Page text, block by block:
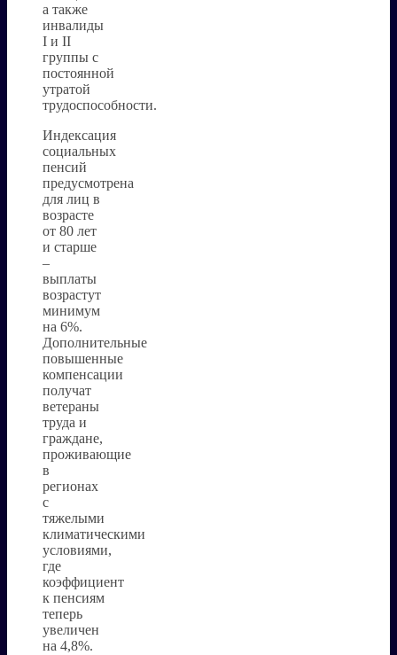
а также
инвалиды
I и II
группы с
постоянной
утратой
трудоспособности.
Индексация
социальных
пенсий
предусмотрена
для лиц в
возрасте
от 80 лет
и старше
–
выплаты
возрастут
минимум
на 6%.
Дополнительные
повышенные
компенсации
получат
ветераны
труда и
граждане,
проживающие
в
регионах
с
тяжелыми
климатическими
условиями,
где
коэффициент
к пенсиям
теперь
увеличен
на 4,8%.